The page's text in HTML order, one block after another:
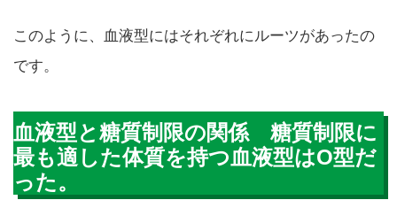
このように、血液型にはそれぞれにルーツがあったの
です。
血液型と糖質制限の関係 糖質制限に
最も適した体質を持つ血液型はO型だ
った。